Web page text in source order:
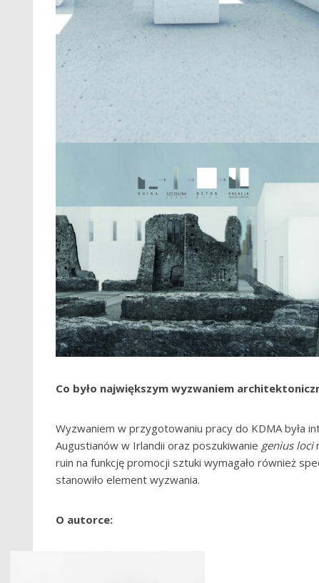
Co było największym wyzwaniem
Wyzwaniem w przygotowaniu pracy do KDMA była
Augustianów w Irlandii oraz poszukiwanie genius loci
ruin na funkcję promocji sztuki wymagało również
stanowiło element wyzwania.
O autorce: